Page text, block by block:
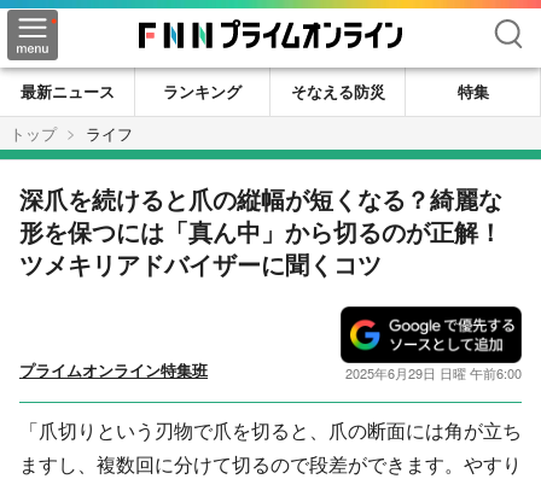
検索
最新ニュース ランキング そなえる防災
特集
トップ
ライフ
深爪を続けると爪の縦幅が短くなる？綺麗な
形を保つには「真ん中」から切るのが正解！
ツメキリアドバイザーに聞くコツ
プライムオンライン特集班 2025年6月29日 日曜 午前6:00
「爪切りという刃物で爪を切ると、爪の断面には角が立ち
ますし、複数回に分けて切るので段差ができます。やすり